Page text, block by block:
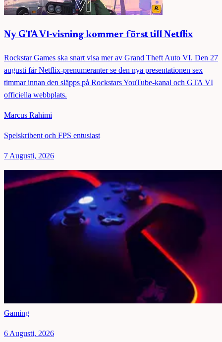
Ny GTA VI-visning kommer först till Netflix
Rockstar Games ska snart visa mer av Grand Theft Auto VI. Den 27
augusti får Netflix-prenumeranter se den nya presentationen sex
timmar innan den släpps på Rockstars YouTube-kanal och GTA VI
officiella webbplats.
Marcus Rahimi
Spelskribent och FPS entusiast
7 Augusti, 2026
Gaming
6 Augusti, 2026